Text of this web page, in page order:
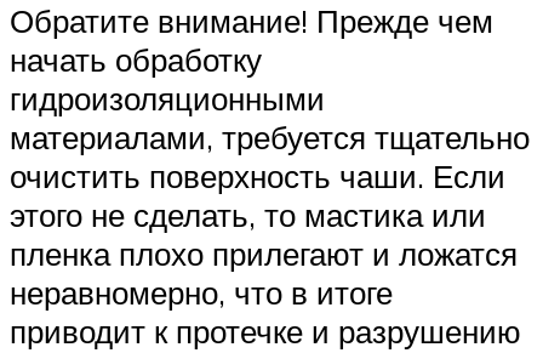
Обратите внимание! Прежде чем
начать обработку
гидроизоляционными
материалами, требуется тщательно
очистить поверхность чаши. Если
этого не сделать, то мастика или
пленка плохо прилегают и ложатся
неравномерно, что в итоге
приводит к протечке и разрушению